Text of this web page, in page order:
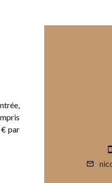
par